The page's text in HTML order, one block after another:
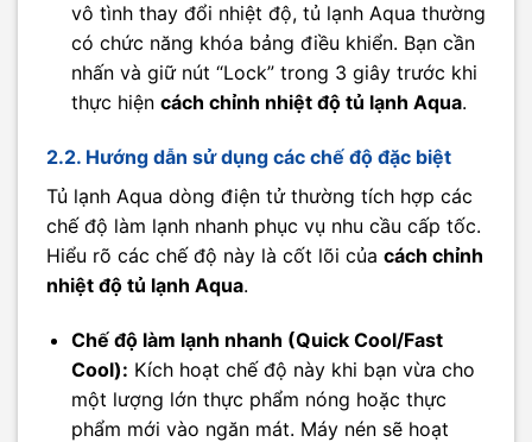
vô tình thay đổi nhiệt độ, tủ lạnh Aqua thường
có chức năng khóa bảng điều khiển. Bạn cần
nhấn và giữ nút “Lock” trong 3 giây trước khi
thực hiện cách chỉnh nhiệt độ tủ lạnh Aqua.
2.2. Hướng dẫn sử dụng các chế độ đặc biệt
Tủ lạnh Aqua dòng điện tử thường tích hợp các
chế độ làm lạnh nhanh phục vụ nhu cầu cấp tốc.
Hiểu rõ các chế độ này là cốt lõi của cách chỉnh
nhiệt độ tủ lạnh Aqua.
Chế độ làm lạnh nhanh (Quick Cool/Fast
Cool): Kích hoạt chế độ này khi bạn vừa cho
một lượng lớn thực phẩm nóng hoặc thực
phẩm mới vào ngăn mát. Máy nén sẽ hoạt